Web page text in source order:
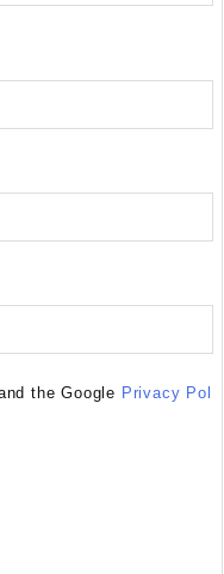
the Google Privacy Pol